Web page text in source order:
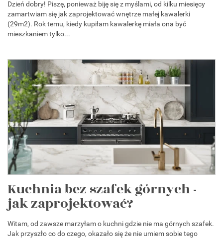
Dzień dobry! Piszę, ponieważ biję się z myślami, od kilku miesięcy
zamartwiam się jak zaprojektować wnętrze małej kawalerki
(29m2). Rok temu, kiedy kupiłam kawalerkę miała ona być
mieszkaniem tylko...
Kuchnia bez szafek górnych -
jak zaprojektować?
Witam, od zawsze marzyłam o kuchni gdzie nie ma górnych szafek.
Jak przyszło co do czego, okazało się że nie umiem sobie tego